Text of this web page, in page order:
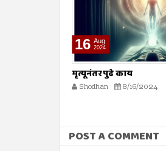
16 Aug
2024
मृत्यूनंतर पुढे काय
Shodhan 8/16/2024
POST A COMMENT